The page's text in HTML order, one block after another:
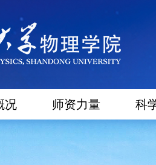
况 师资力量 科